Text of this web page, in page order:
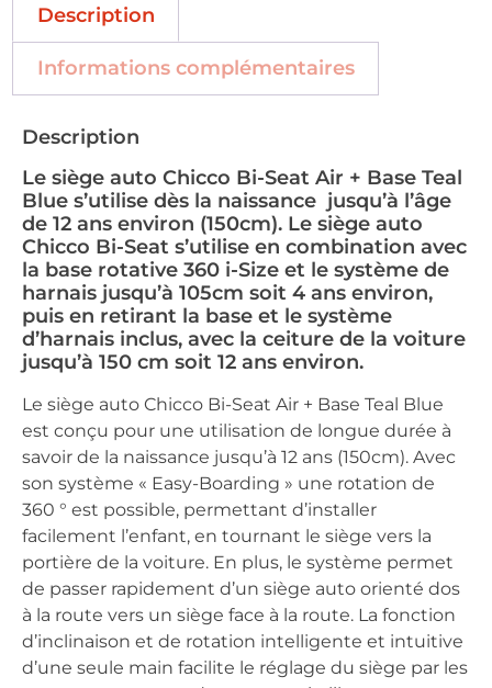
Description
Informations complémentaires
Description
Le siège auto Chicco Bi-Seat Air + Base Teal
Blue s’utilise dès la naissance jusqu’à l’âge
de 12 ans environ (150cm). Le siège auto
Chicco Bi-Seat s’utilise en combination avec
la base rotative 360 i-Size et le système de
harnais jusqu’à 105cm soit 4 ans environ,
puis en retirant la base et le système
d’harnais inclus, avec la ceiture de la voiture
jusqu’à 150 cm soit 12 ans environ.
Le siège auto Chicco Bi-Seat Air + Base Teal Blue
est conçu pour une utilisation de longue durée à
savoir de la naissance jusqu’à 12 ans (150cm). Avec
son système « Easy-Boarding » une rotation de
360 ° est possible, permettant d’installer
facilement l’enfant, en tournant le siège vers la
portière de la voiture. En plus, le système permet
de passer rapidement d’un siège auto orienté dos
à la route vers un siège face à la route. La fonction
d’inclinaison et de rotation intelligente et intuitive
d’une seule main facilite le réglage du siège par les